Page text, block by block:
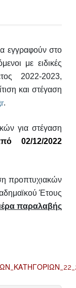
εγγραφούν στο
με ειδικές
2022-2023,
και στέγαση
.
για στέγαση
02/12/2022
προπτυχιακών
Έτους
παραλαβής